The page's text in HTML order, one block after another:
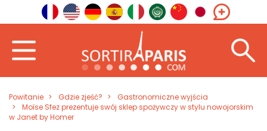
Powitanie Gdzie zjeść?
Gastronomiczne wyjścia
Moïse Sfez prezentuje swój sklep spożywczy w stylu nowojorskim
w Janet by Homer